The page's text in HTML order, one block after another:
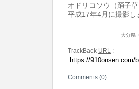
オドリコソウ（踊子草
平成17年4月に撮影し
大分県
TrackBack URL :
Comments (0)